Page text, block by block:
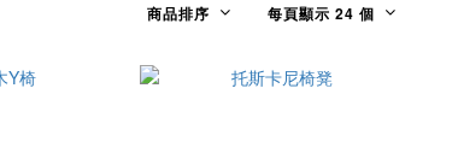
商品排序 每頁顯示 24 個